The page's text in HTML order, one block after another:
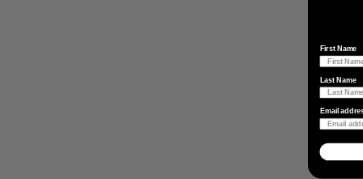
First Name
Last Name
Email